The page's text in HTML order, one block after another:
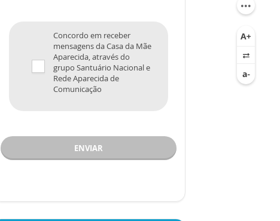
Concordo em receber
mensagens da Casa da Mãe
Aparecida, através do
grupo Santuário Nacional e
Rede Aparecida de
Comunicação
ENVIAR